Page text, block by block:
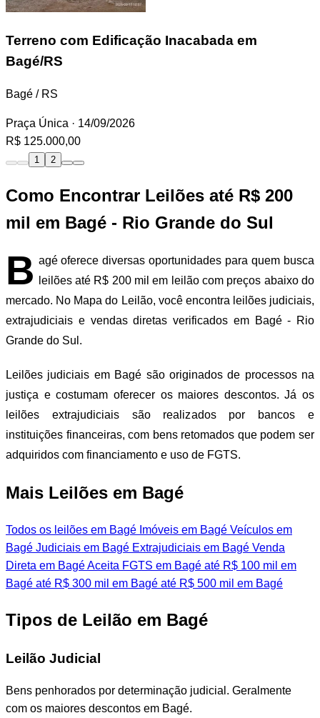
Terreno com Edificação Inacabada em
Bagé/RS
Bagé / RS
Praça Única · 14/09/2026
R$ 125.000,00
1 2
Como Encontrar Leilões até R$ 200
mil em Bagé - Rio Grande do Sul
B agé oferece diversas oportunidades para quem busca
leilões até R$ 200 mil em leilão com preços abaixo do
mercado. No Mapa do Leilão, você encontra leilões judiciais,
extrajudiciais e vendas diretas verificados em Bagé - Rio
Grande do Sul.
Leilões judiciais em Bagé são originados de processos na
justiça e costumam oferecer os maiores descontos. Já os
leilões extrajudiciais são realizados por bancos e
instituições financeiras, com bens retomados que podem ser
adquiridos com financiamento e uso de FGTS.
Mais Leilões em Bagé
Todos os leilões em Bagé Imóveis em Bagé Veículos em
Bagé Judiciais em Bagé Extrajudiciais em Bagé Venda
Direta em BagéAceita FGTS em Bagé até R$ 100 mil em
Bagé até R$ 300 mil em Bagé até R$ 500 mil em Bagé
Tipos de Leilão em Bagé
Leilão Judicial
Bens penhorados por determinação judicial. Geralmente
com os maiores descontos em Bagé.